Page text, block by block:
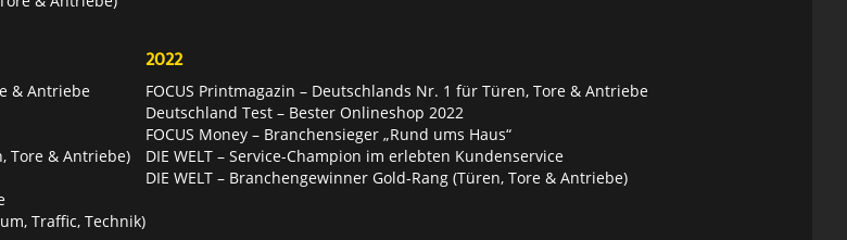
& Antriebe
Tore & Antriebe)
Traffic, Technik)
2022
FOCUS Printmagazin – Deutschlands Nr. 1 für Türen, Tore & Antriebe
Deutschland Test – Bester Onlineshop 2022
FOCUS Money – Branchensieger „Rund ums Haus“
DIE WELT – Service-Champion im erlebten Kundenservice
DIE WELT – Branchengewinner Gold-Rang (Türen, Tore & Antriebe)